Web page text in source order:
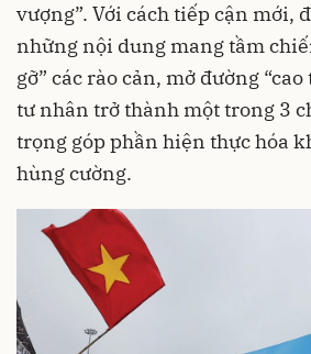
vượng”. Với cách tiếp cận mới,
những nội dung mang tầm
gỡ” các rào cản, mở đường
tư nhân trở thành một trong 3
trọng góp phần hiện thực hóa
hùng cường.